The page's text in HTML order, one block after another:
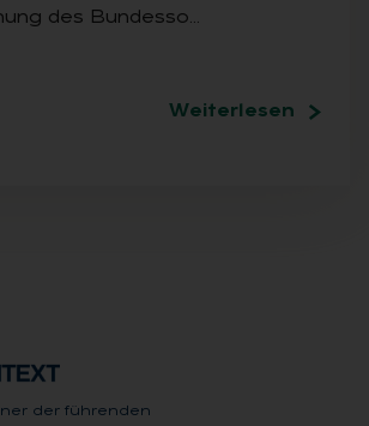
des Bundesso…
Weiterlesen
der führenden